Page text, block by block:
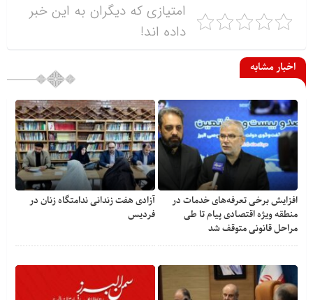
امتیازی که دیگران به این خبر
داده اند!
اخبار مشابه
افزایش برخی تعرفه‌های خدمات در
منطقه ویژه اقتصادی پیام تا طی
مراحل قانونی متوقف شد
آزادی هفت زندانی ندامتگاه زنان در
فردیس